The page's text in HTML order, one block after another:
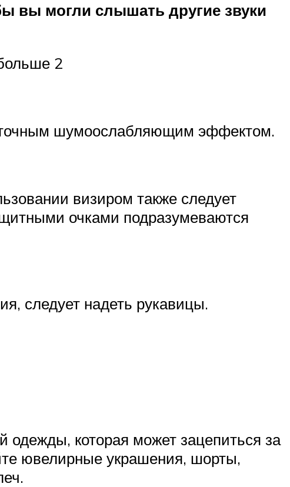
вы могли слышать другие звуки
2
шумоослабляющим эффектом.
визиром также следует
очками подразумеваются
следует надеть рукавицы.
одежды, которая может зацепиться за
ювелирные украшения, шорты,